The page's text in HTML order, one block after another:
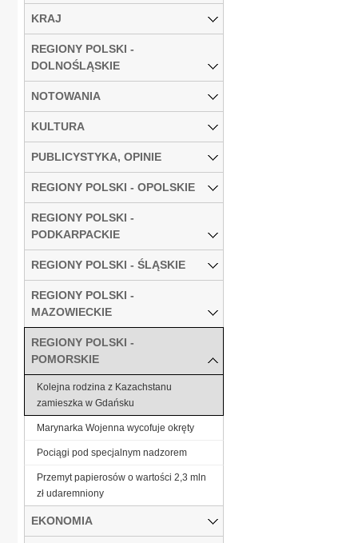
KRAJ
REGIONY POLSKI -
DOLNOŚLĄSKIE
NOTOWANIA
KULTURA
PUBLICYSTYKA, OPINIE
REGIONY POLSKI - OPOLSKIE
REGIONY POLSKI -
PODKARPACKIE
REGIONY POLSKI - ŚLĄSKIE
REGIONY POLSKI -
MAZOWIECKIE
REGIONY POLSKI -
POMORSKIE
Kolejna rodzina z Kazachstanu
zamieszka w Gdańsku
Marynarka Wojenna wycofuje okręty
Pociągi pod specjalnym nadzorem
Przemyt papierosów o wartości 2,3 mln
zł udaremniony
EKONOMIA